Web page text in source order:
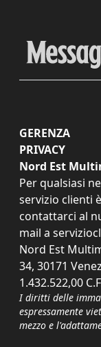
GERENZA
PRIVACY
Nord Est
Per qualsiasi
servizio clienti
contattarci al
mail a
Nord Est
34, 30171
1.432.522,00
I diritti delle
espressamente
mezzo e